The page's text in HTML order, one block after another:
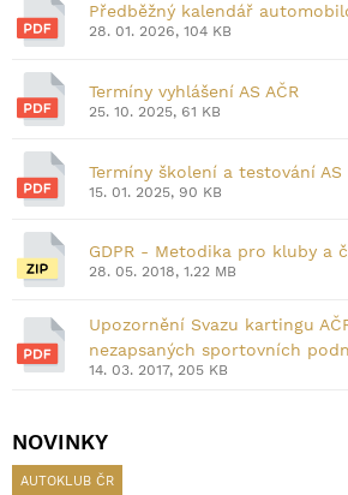
Předběžný kalendář
28. 01. 2026, 104 KB
Termíny vyhlášení AS AČR
25. 10. 2025, 61 KB
Termíny školení a testování AS
15. 01. 2025, 90 KB
GDPR - Metodika pro kluby a
28. 05. 2018, 1.22 MB
Upozornění Svazu kartingu
nezapsaných sportovních
14. 03. 2017, 205 KB
NOVINKY
AUTOKLUB ČR